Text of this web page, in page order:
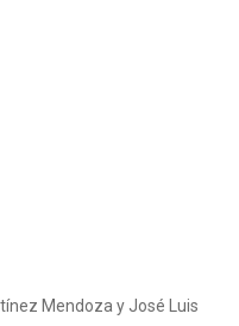
Mendoza y José Luis